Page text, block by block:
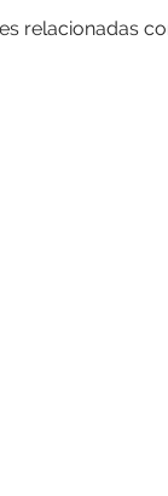
relacionadas